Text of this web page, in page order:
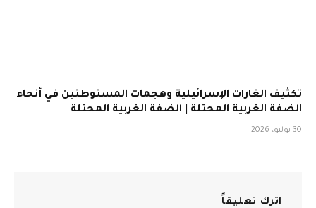
تكثيف الغارات الإسرائيلية وهجمات المستوطنين في أنحاء
الضفة الغربية المحتلة | الضفة الغربية المحتلة
30 يوليو، 2026
اترك تعليقاً